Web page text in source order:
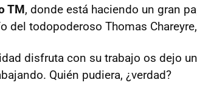
TM, donde está haciendo un gran
del todopoderoso Thomas
disfruta con su trabajo os dejo
Quién pudiera, ¿verdad?